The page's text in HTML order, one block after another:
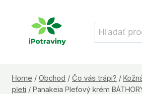
Hľadať:
Home / Obchod / Čo vás trápi? /
pleti / Panakeia Pleťový krém